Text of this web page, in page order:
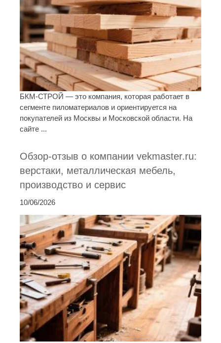
БКМ-СТРОЙ — это компания, которая работает в
сегменте пиломатериалов и ориентируется на
покупателей из Москвы и Московской области. На
сайте ...
Обзор-отзыв о компании vekmaster.ru:
верстаки, металлическая мебель,
производство и сервис
10/06/2026